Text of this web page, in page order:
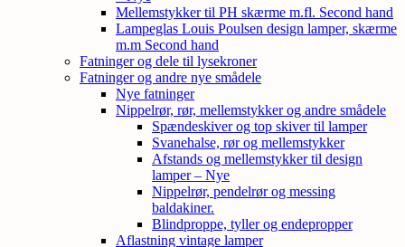
Mellemstykker til PH skærme m.fl. Second hand
Lampeglas Louis Poulsen design lamper, skærme
m.m Second hand
Fatninger og dele til lysekroner
Fatninger og andre nye smådele
Nye fatninger
Nippelrør, rør, mellemstykker og andre smådele
Spændeskiver og top skiver til lamper
Svanehalse, rør og mellemstykker
Afstands og mellemstykker til design
lamper – Nye
Nippelrør, pendelrør og messing
baldakiner.
Blindproppe, tyller og endepropper
Aflastning vintage lamper